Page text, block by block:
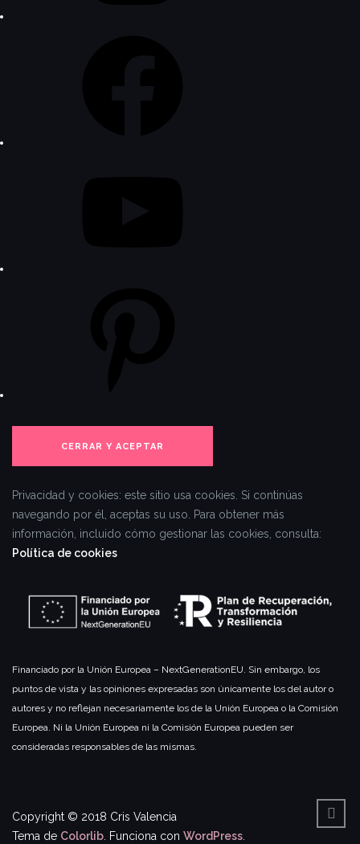
Privacidad y cookies: este sitio usa cookies. Si continúas
navegando por él, aceptas su uso.
Para obtener más
información, incluido cómo gestionar las cookies, consulta:
Política de cookies
Financiado por la Unión Europea – NextGenerationEU. Sin embargo, los
puntos de vista y las opiniones expresadas son únicamente los del autor o
autores y no reflejan necesariamente los de la Unión Europea o la Comisión
Europea. Ni la Unión Europea ni la Comisión Europea pueden ser
consideradas responsables de las mismas.
Copyright © 2018 Cris Valencia
Tema de Colorlib . Funciona con WordPress